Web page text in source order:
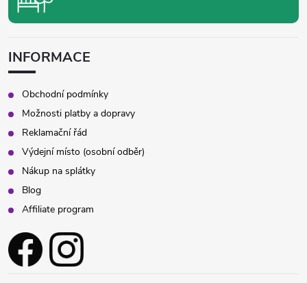
INFORMACE
Obchodní podmínky
Možnosti platby a dopravy
Reklamační řád
Výdejní místo (osobní odběr)
Nákup na splátky
Blog
Affiliate program